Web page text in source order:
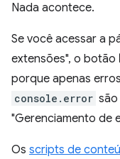
Nada acontece.
Se você acessar a
extensões", o botão
porque apenas
console.error
"Gerenciamento de
Os scripts de